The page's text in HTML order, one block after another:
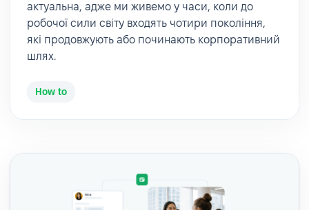
актуальна, адже ми живемо у часи, коли до
робочої сили світу входять чотири покоління,
які продовжують або починають корпоративний
шлях.
How to